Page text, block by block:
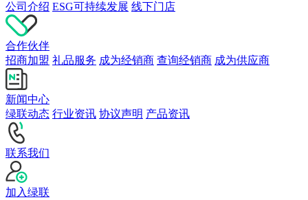
公司介绍 ESG可持续发展 线下门店
合作伙伴
招商加盟 礼品服务 成为经销商 查询经销商 成为供应商
新闻中心
绿联动态 行业资讯 协议声明 产品资讯
联系我们
加入绿联